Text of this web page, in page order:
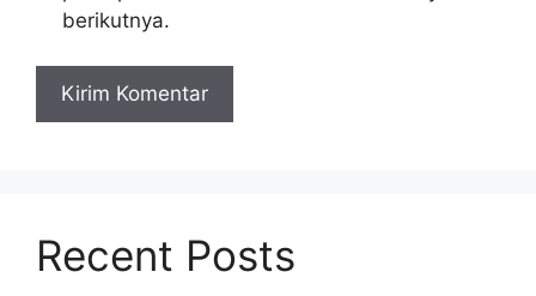
berikutnya.
Recent Posts